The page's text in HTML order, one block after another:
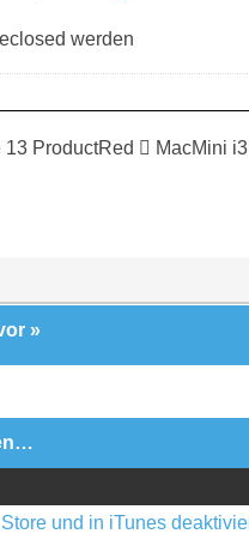
werden
13 ProductRed  MacMini
»
und in iTunes